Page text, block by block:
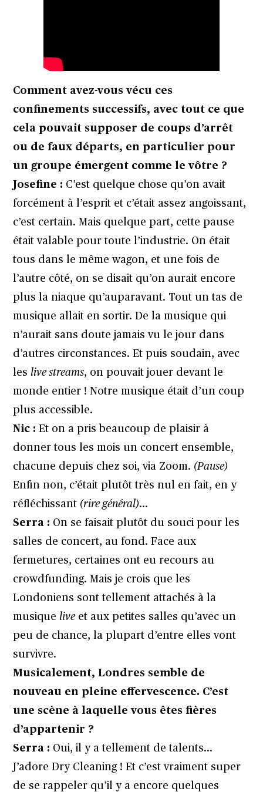
Comment avez-vous vécu ces
confinements successifs, avec tout ce que
cela pouvait supposer de coups d’arrêt
ou de faux départs, en particulier pour
un groupe émergent comme le vôtre ?
Josefine : C’est quelque chose qu’on avait
forcément à l’esprit et c’était assez angoissant,
c’est certain. Mais quelque part, cette pause
était valable pour toute l’industrie. On était
tous dans le même wagon, et une fois de
l’autre côté, on se disait qu’on aurait encore
plus la niaque qu’auparavant. Tout un tas de
musique allait en sortir. De la musique qui
n’aurait sans doute jamais vu le jour dans
d’autres circonstances. Et puis soudain, avec
leslive streams, on pouvait jouer devant le
monde entier ! Notre musique était d’un coup
plus accessible.
Nic :Et on a pris beaucoup de plaisir à
donner tous les mois un concert ensemble,
chacune depuis chez soi, via Zoom. (Pause)
Enfin non, c’était plutôt très nul en fait, en y
réfléchissant (rire général)…
Serra : On se faisait plutôt du souci pour les
salles de concert, au fond. Face aux
fermetures, certaines ont eu recours au
crowdfunding. Mais je crois que les
Londoniens sont tellement attachés à la
musiqueliveet aux petites salles qu’avec un
peu de chance, la plupart d’entre elles vont
survivre.
Musicalement, Londres semble de
nouveau en pleine effervescence. C’est
une scène à laquelle vous êtes fières
d’appartenir ?
Serra : Oui, il y a tellement de talents…
J’adore Dry Cleaning ! Et c’est vraiment super
de se rappeler qu’il y a encore quelques